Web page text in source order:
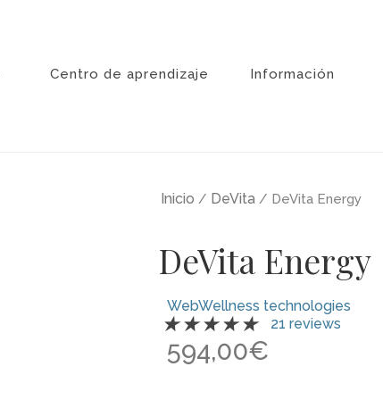
Centro de aprendizaje Información
Inicio / DeVita/ DeVita Energy
DeVita Energy
WebWellness technologies
★★★★★Valorado
con
5
21 reviews
594,00€